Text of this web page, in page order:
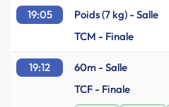
19:05 Poids (7 kg) - Salle
TCM - Finale
19:12 60m - Salle
TCF - Finale